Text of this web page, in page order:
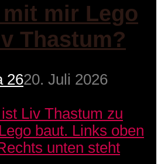
mir Lego
Thastum?
2620. Juli 2026